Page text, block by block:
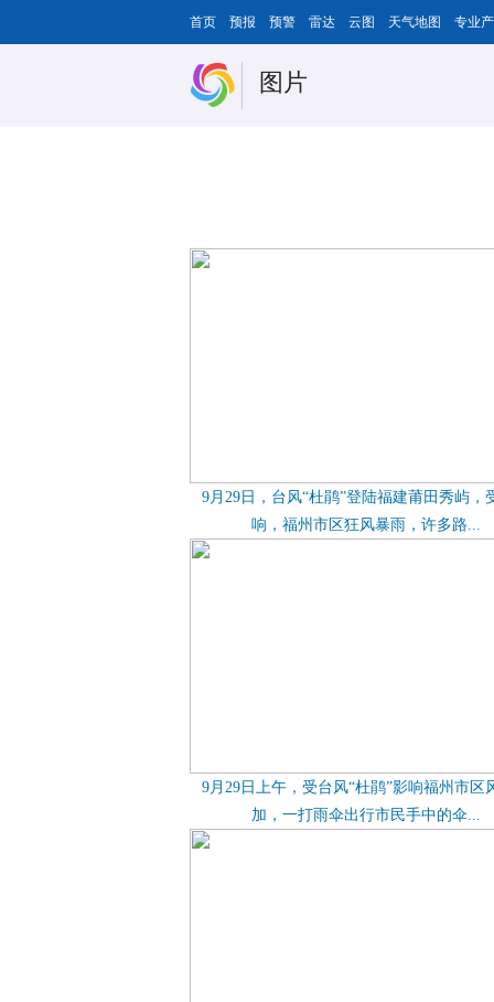
首页 预报 预警 雷达 云图 天气地图 专业
图片
9月29日，台风“杜鹃”登陆福建莆田秀屿，
响，福州市区狂风暴雨，许多路...
9月29日上午，受台风“杜鹃”影响福州市区
加，一打雨伞出行市民手中的伞...